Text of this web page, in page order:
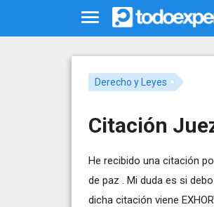
Derecho y Leyes
Citación
He recibido una citación
de paz . Mi duda es si
dicha citación viene